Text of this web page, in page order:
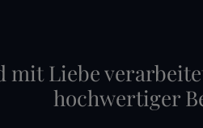
mit Liebe
hochwertiger